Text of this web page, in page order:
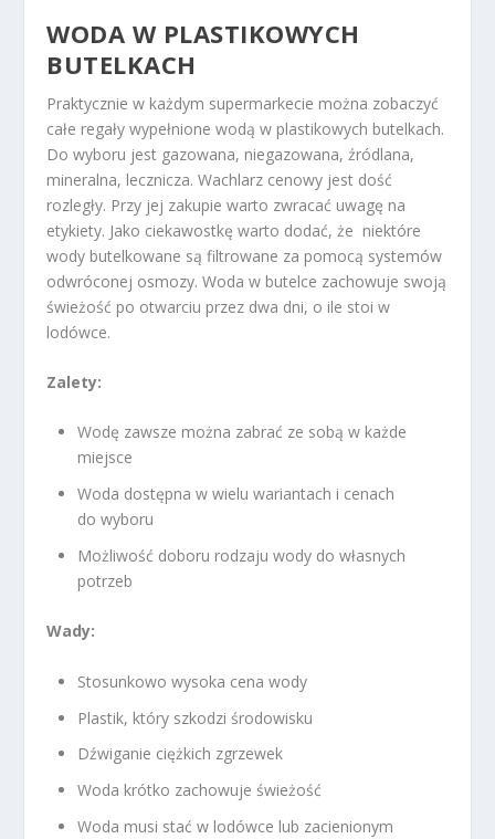
WODA W PLASTIKOWYCH
BUTELKACH
Praktycznie w każdym supermarkecie można zobaczyć
całe regały wypełnione wodą w plastikowych butelkach.
Do wyboru jest gazowana, niegazowana, źródlana,
mineralna, lecznicza. Wachlarz cenowy jest dość
rozległy. Przy jej zakupie warto zwracać uwagę na
etykiety. Jako ciekawostkę warto dodać, że niektóre
wody butelkowane są filtrowane za pomocą systemów
odwróconej osmozy. Woda w butelce zachowuje swoją
świeżość po otwarciu przez dwa dni, o ile stoi w
lodówce.
Zalety:
Wodę zawsze można zabrać ze sobą w każde
miejsce
Woda dostępna w wielu wariantach i cenach
do wyboru
Możliwość doboru rodzaju wody do własnych
potrzeb
Wady:
Stosunkowo wysoka cena wody
Plastik, który szkodzi środowisku
Dźwiganie ciężkich zgrzewek
Woda krótko zachowuje świeżość
Woda musi stać w lodówce lub zacienionym